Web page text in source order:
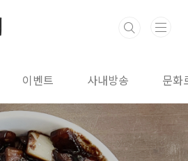
이벤트 사내방송 문화